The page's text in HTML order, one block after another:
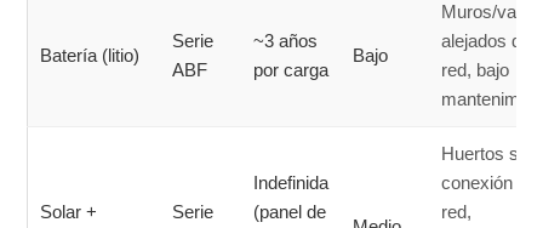
Batería (litio)
Serie
ABF
~3 años
por carga
Bajo
Muros/vallas
alejados de
red, bajo
Solar +
Serie
Indefinida
(panel de
Huertos sin
conexión a
red,